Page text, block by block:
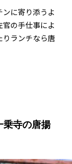
に寄り添うよ
の手仕事によ
りランチなら唐
乗寺の唐揚